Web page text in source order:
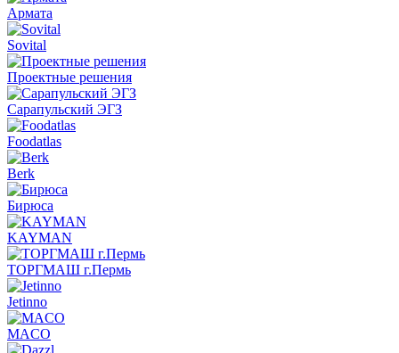
Армата
Sovital
Проектные решения
Сарапульский ЭГЗ
Foodatlas
Berk
Бирюса
KAYMAN
ТОРГМАШ г.Пермь
Jetinno
MACO